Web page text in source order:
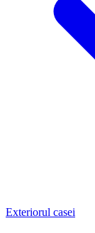
Exteriorul casei